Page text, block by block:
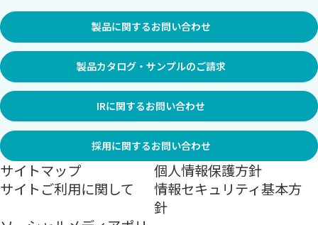
製品に関するお問い合わせ
製品カタログ・サンプルのご請求
IRに関するお問い合わせ
採用に関するお問い合わせ
サイトマップ
個人情報保護方針
サイトご利用に関して
情報セキュリティ基本方
針